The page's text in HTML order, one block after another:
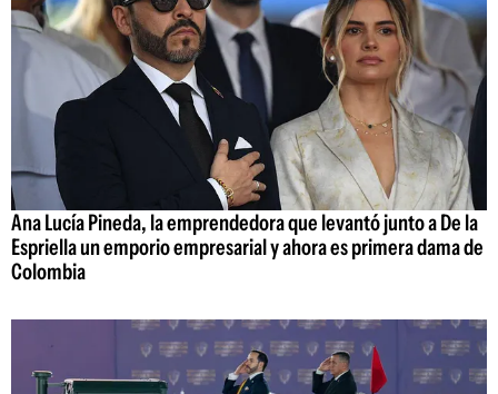
Ana Lucía Pineda, la emprendedora que levantó junto a De la
Espriella un emporio empresarial y ahora es primera dama de
Colombia